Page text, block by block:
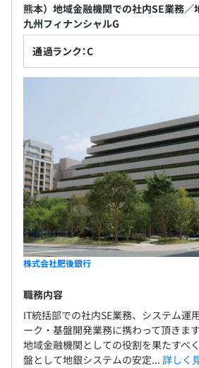
熊本）地域金融機関での社内SE業務／
九州フィナンシャルG
通過ランク：C
株式会社肥後銀行
職務内容
IT統括部での社内SE業務、システム運
ーク・基盤開発業務に携わって頂きま
地域金融機関としての役割を果たすべ
盤として地銀システムの安定... 詳しく